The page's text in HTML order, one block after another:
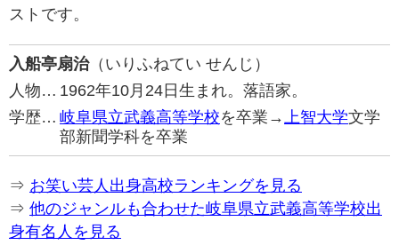
ストです。
入船亭扇治（いりふねてい せんじ）
人物… 1962年10月24日生まれ。落語家。
学歴… 岐阜県立武義高等学校を卒業→上智大学文学
部新聞学科を卒業
⇒ お笑い芸人出身高校ランキングを見る
⇒ 他のジャンルも合わせた岐阜県立武義高等学校出
身有名人を見る